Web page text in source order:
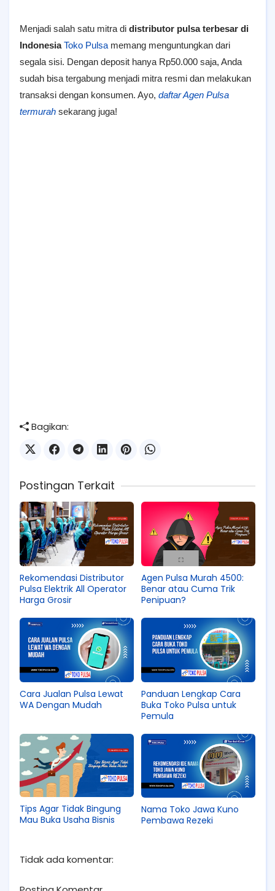
Menjadi salah satu mitra di distributor pulsa terbesar di
Indonesia Toko Pulsa memang menguntungkan dari
segala sisi. Dengan deposit hanya Rp50.000 saja, Anda
sudah bisa tergabung menjadi mitra resmi dan melakukan
transaksi dengan konsumen. Ayo, daftar Agen Pulsa
termurah sekarang juga!
Bagikan:
Postingan Terkait
Rekomendasi Distributor
Pulsa Elektrik All Operator
Harga Grosir
Agen Pulsa Murah 4500:
Benar atau Cuma Trik
Penipuan?
Cara Jualan Pulsa Lewat
WA Dengan Mudah
Panduan Lengkap Cara
Buka Toko Pulsa untuk
Pemula
Tips Agar Tidak Bingung
Mau Buka Usaha Bisnis
Nama Toko Jawa Kuno
Pembawa Rezeki
Tidak ada komentar: